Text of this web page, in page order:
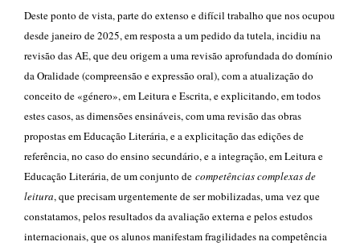
Deste ponto de vista, parte do extenso e difícil trabalho que nos ocupou
desde janeiro de 2025, em resposta a um pedido da tutela, incidiu na
revisão das AE, que deu origem a uma revisão aprofundada do domínio
da Oralidade (compreensão e expressão oral), com a atualização do
conceito de «género», em Leitura e Escrita, e explicitando, em todos
estes casos, as dimensões ensináveis, com uma revisão das obras
propostas em Educação Literária, e a explicitação das edições de
referência, no caso do ensino secundário,e a integração, em Leitura e
Educação Literária, de um conjunto de competências complexas de
leitura, que precisam urgentemente de ser mobilizadas, uma vez que
constatamos, pelos resultados da avaliação externa e pelos estudos
internacionais, que os alunos manifestam fragilidades na competência